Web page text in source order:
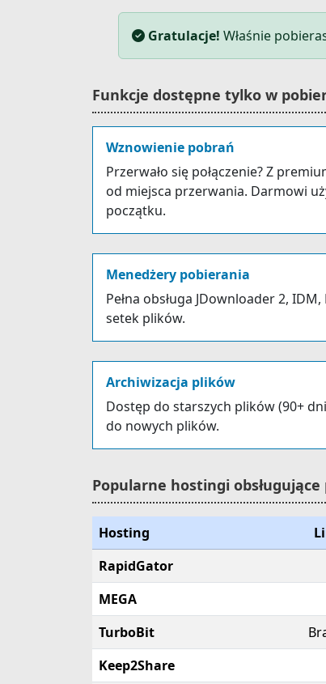
Gratulacje! Właśnie
Funkcje dostępne tylko w
Wznowienie pobrań
Przerwało się połączenie? Z
od miejsca przerwania. Darmowi
początku.
Menedżery pobierania
Pełna obsługa JDownloader 2,
setek plików.
Archiwizacja plików
Dostęp do starszych plików (90+
do nowych plików.
Popularne hostingi
Hosting
RapidGator
MEGA
TurboBit
Keep2Share